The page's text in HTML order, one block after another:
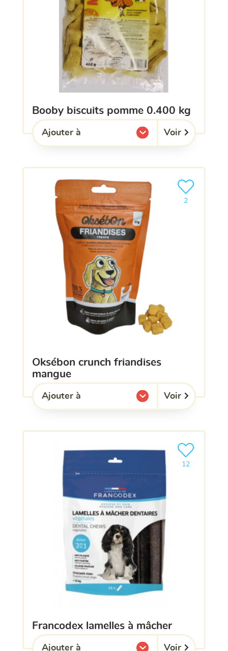
booby biscuits pomme 0.400 kg
Ajouter à
l'une de mes listes. Voir
oksébon crunch friandises
mangue
2
Ajouter le
Ajouter à
l'une de mes listes. Voir
francodex lamelles à mâcher
12
Ajouter le
Ajouter à Voir